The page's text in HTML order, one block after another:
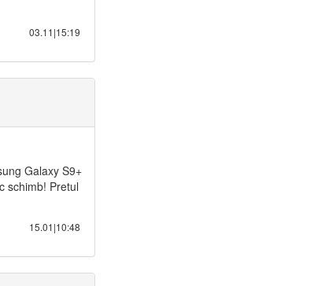
03.11|15:19
Galaxy S9+
schimb! Pretul
15.01|10:48